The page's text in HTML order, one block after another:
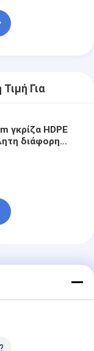
Για
γκρίζα HDPE
διάφορη